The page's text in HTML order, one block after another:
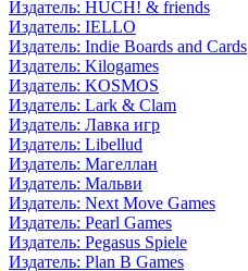
Издатель: HUCH! & friends
Издатель: IELLO
Издатель: Indie Boards and Cards
Издатель: Kilogames
Издатель: KOSMOS
Издатель: Lark & Clam
Издатель: Лавка игр
Издатель: Libellud
Издатель: Магеллан
Издатель: Мальви
Издатель: Next Move Games
Издатель: Pearl Games
Издатель: Pegasus Spiele
Издатель: Plan B Games